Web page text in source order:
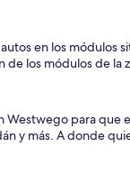
en los módulos
de los módulos de la
para que
y más. A donde